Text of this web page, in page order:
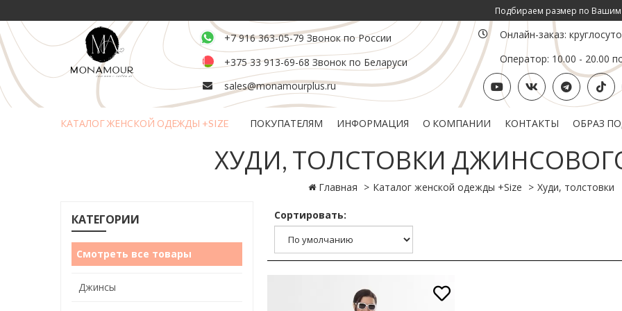
Подбираем размер по Вашим инд.
+7 916 363-05-79 Звонок по России
+375 33 913-69-68 Звонок по Беларуси
sales@monamourplus.ru
Онлайн-заказ:
Оператор: 10.00 - 20.00
КАТАЛОГ ЖЕНСКОЙ ОДЕЖДЫ +SIZE ПОКУПАТЕЛЯМ ИНФОРМАЦИЯ О КОМПАНИИ КОНТАКТЫ ОБРАЗ
ХУДИ, ТОЛСТОВКИ
Главная Каталог женской одежды +Size Худи, толстовки
КАТЕГОРИИ
Смотреть все товары
Джинсы
Сортировать: